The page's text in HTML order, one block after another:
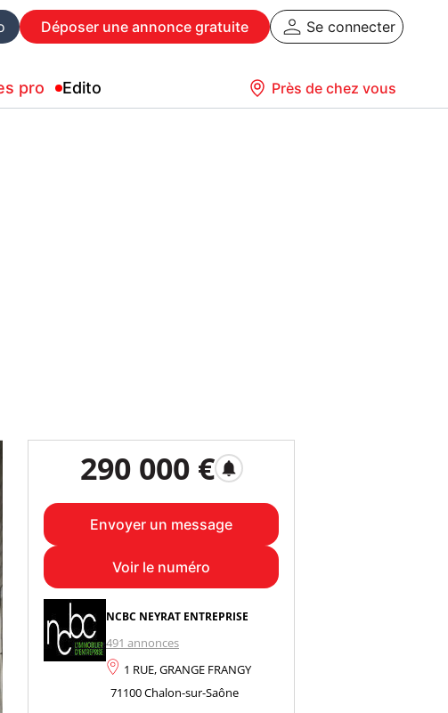
Déposer une annonce gratuite Se connecter
pro Edito Près de chez vous
290 000 € notifications
Envoyer un message
Voir le numéro
NCBC NEYRAT ENTREPRISE
491 annonces
1 RUE, GRANGE FRANGY
71100 Chalon-sur-Saône